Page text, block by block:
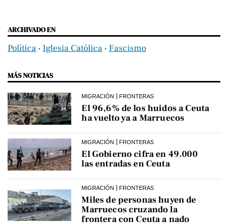
ARCHIVADO EN
Política ‧ Iglesia Católica ‧ Fascismo
MÁS NOTICIAS
MIGRACIÓN FRONTERAS
El 96,6% de los huidos a Ceuta
ha vuelto ya a Marruecos
MIGRACIÓN FRONTERAS
El Gobierno cifra en 49.000
las entradas en Ceuta
MIGRACIÓN FRONTERAS
Miles de personas huyen de
Marruecos cruzando la
frontera con Ceuta a nado